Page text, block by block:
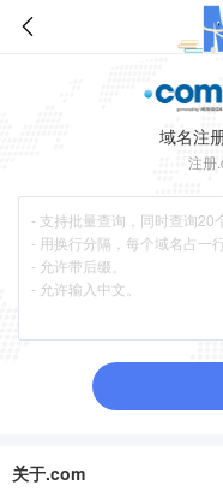
域名注
注册
关于.com